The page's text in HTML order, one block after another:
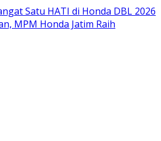
Satu HATI di Honda DBL 2026
MPM Honda Jatim Raih